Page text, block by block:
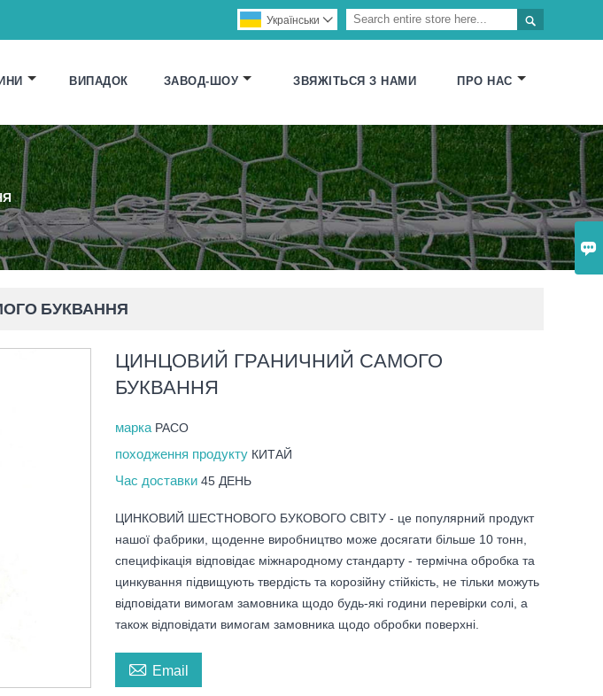


Українськи 
ВИПАДОК ЗАВОД-ШОУ ЗВЯЖІТЬСЯ З НАМИ ПРО НАС
БУКВАННЯ
ЦИНЦОВИЙ ГРАНИЧНИЙ САМОГО
БУКВАННЯ
марка PACO
походження продукту КИТАЙ
Час доставки45 ДЕНЬ
ЦИНКОВИЙ ШЕСТНОВОГО БУКОВОГО СВІТУ - це популярний продукт
нашої фабрики, щоденне виробництво може досягати більше 10 тонн,
специфікація відповідає міжнародному стандарту - термічна обробка та
цинкування підвищують твердість та корозійну стійкість, не тільки можуть
відповідати вимогам замовника щодо будь-які години перевірки солі, а
також відповідати вимогам замовника щодо обробки поверхні.
 Email